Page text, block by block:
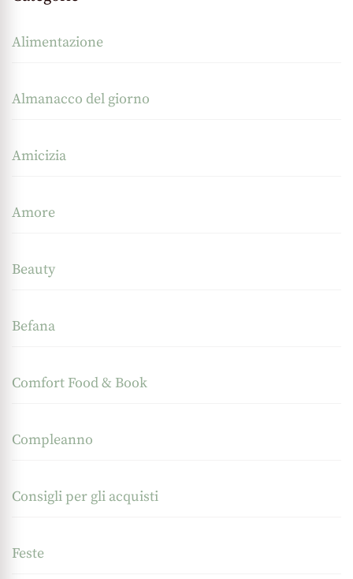
Alimentazione
Almanacco del giorno
Amicizia
Amore
Beauty
Befana
Comfort Food & Book
Compleanno
Consigli per gli acquisti
Feste